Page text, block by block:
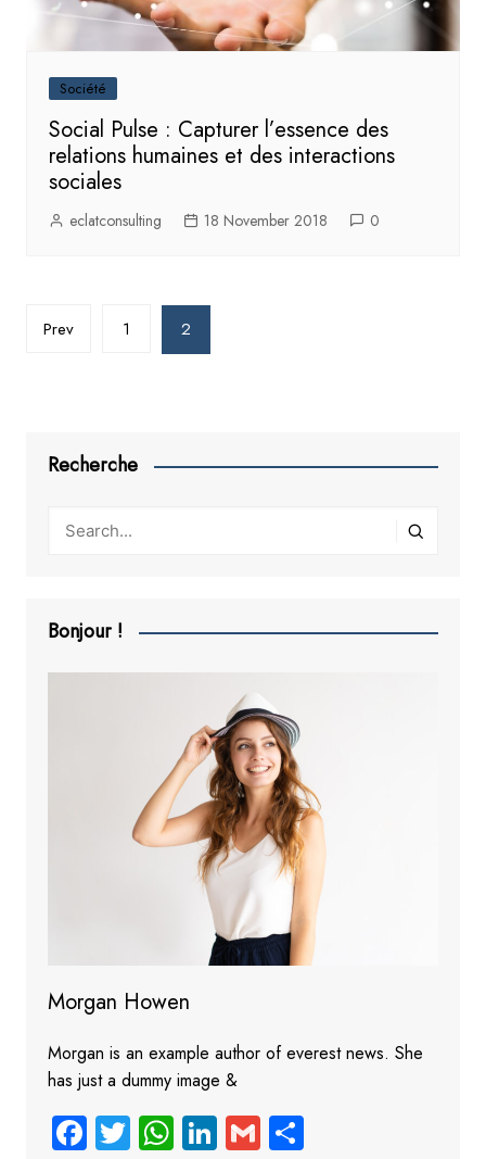
Société
Social Pulse : Capturer l’essence des
relations humaines et des interactions
sociales
eclatconsulting 18 November 2018 0
Posts
Prev 1 2
Recherche
Bonjour !
Morgan Howen
Morgan is an example author of everest news. She
has just a dummy image &
FaT WLi G S